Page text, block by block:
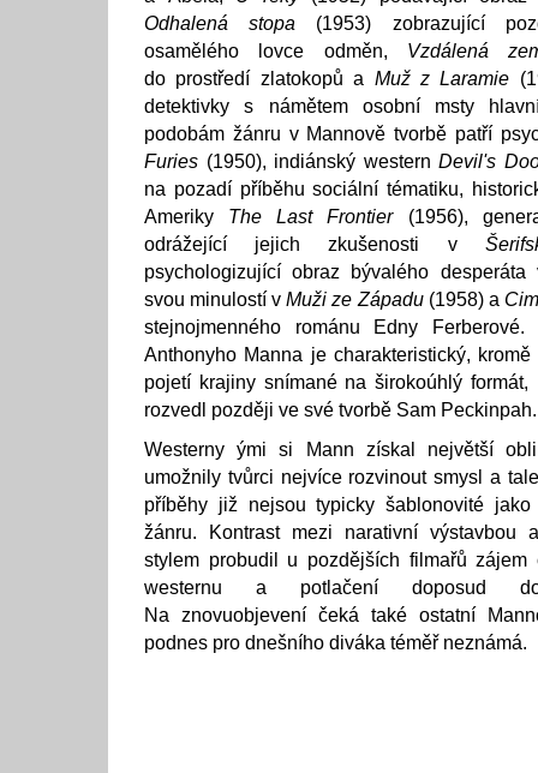
Odhalená stopa (1953) zobrazující
osamělého lovce odměn, Vzdálená
do prostředí zlatokopů a Muž z Laramie
detektivky s námětem osobní msty
podobám žánru v Mannově tvorbě patří
Furies (1950), indiánský westernDevil's
na pozadí příběhu sociální tématiku,
Ameriky The Last Frontier(1956),
odrážející jejich zkušenosti v
psychologizující obraz bývalého
svou minulostí vMuži ze Západu(1958) a
stejnojmenného románu Edny
Anthonyho Manna je charakteristický,
pojetí krajiny snímané na širokoúhlý formát,
rozvedl později ve své tvorbě Sam Peckinpah.
Westerny ými si Mann získal největší
umožnily tvůrci nejvíce rozvinout smysl a
příběhy již nejsou typicky šablonovité
žánru. Kontrast mezi narativní výstavbou
stylem probudil u pozdějších filmařů zájem
westernu a potlačení doposud
Na znovuobjevení čeká také ostatní
podnes pro dnešního diváka téměř neznámá.